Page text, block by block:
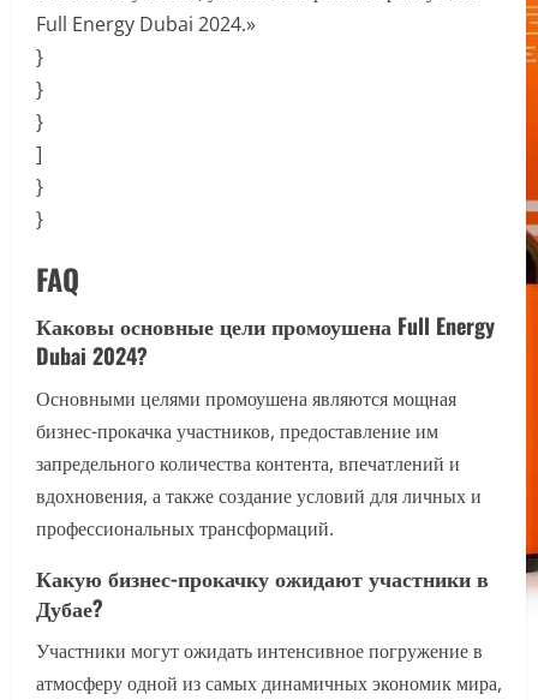
Full Energy Dubai 2024.»
}
}
}
]
}
}
FAQ
Каковы основные цели промоушена Full Energy
Dubai 2024?
Основными целями промоушена являются мощная
бизнес-прокачка участников, предоставление им
запредельного количества контента, впечатлений и
вдохновения, а также создание условий для личных и
профессиональных трансформаций.
Какую бизнес-прокачку ожидают участники в
Дубае?
Участники могут ожидать интенсивное погружение в
атмосферу одной из самых динамичных экономик мира,